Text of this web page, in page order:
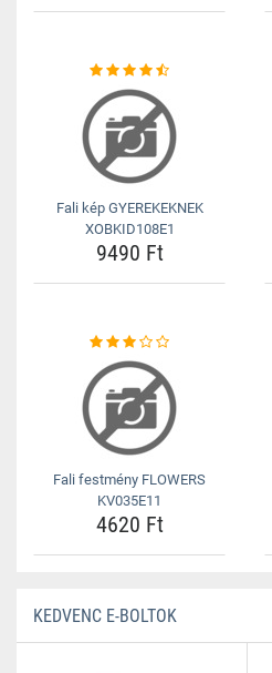
Fali kép GYEREKEKNEK
XOBKID108E1
9490 Ft
Fali festmény FLOWERS
KV035E11
4620 Ft
KEDVENC E-BOLTOK